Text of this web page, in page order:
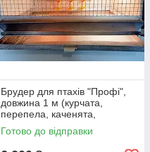
Брудер для птахів "Профі",
довжина 1 м (курчата,
перепела, каченята,
гусенята, індичата, цесарята,
фазанята)
Готово до відправки